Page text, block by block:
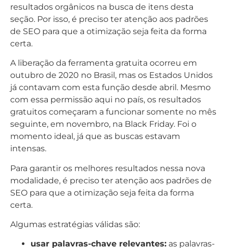
resultados orgânicos na busca de itens desta
seção. Por isso, é preciso ter atenção aos padrões
de SEO para que a otimização seja feita da forma
certa.
A liberação da ferramenta gratuita ocorreu em
outubro de 2020 no Brasil, mas os Estados Unidos
já contavam com esta função desde abril. Mesmo
com essa permissão aqui no país, os resultados
gratuitos começaram a funcionar somente no mês
seguinte, em novembro, na Black Friday. Foi o
momento ideal, já que as buscas estavam
intensas.
Para garantir os melhores resultados nessa nova
modalidade, é preciso ter atenção aos padrões de
SEO para que a otimização seja feita da forma
certa.
Algumas estratégias válidas são:
usar palavras-chave relevantes: as palavras-